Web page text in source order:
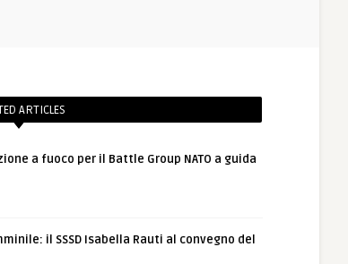
ARTICLES
a fuoco per il Battle Group NATO a guida
il SSSD Isabella Rauti al convegno del